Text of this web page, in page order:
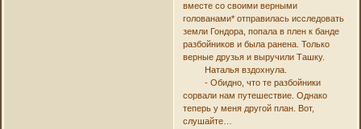
вместе со своими верными
голованами* отправилась исследовать
земли Гондора, попала в плен к банде
разбойников и была ранена. Только
верные друзья и выручили Ташку.
Наталья вздохнула.
- Обидно, что те разбойники
сорвали нам путешествие. Однако
теперь у меня другой план. Вот,
слушайте…